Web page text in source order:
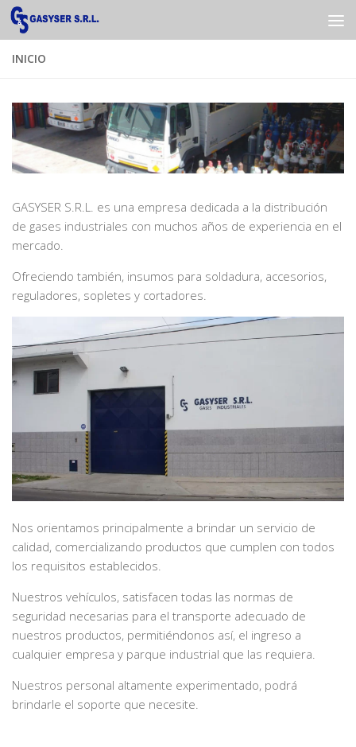
Saltar al contenido
INICIO
GASYSER S.R.L. es una empresa dedicada a la distribución
de gases industriales con muchos años de experiencia en el
mercado.
Ofreciendo también, insumos para soldadura, accesorios,
reguladores, sopletes y cortadores.
Nos orientamos principalmente a brindar un servicio de
calidad, comercializando productos que cumplen con todos
los requisitos establecidos.
Nuestros vehículos, satisfacen todas las normas de
seguridad necesarias para el transporte adecuado de
nuestros productos, permitiéndonos así, el ingreso a
cualquier empresa y parque industrial que las requiera.
Nuestros personal altamente experimentado, podrá
brindarle el soporte que necesite.